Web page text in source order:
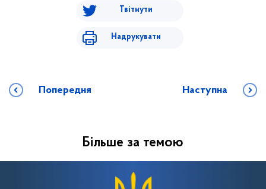
Твітнути
Надрукувати
Попередня Наступна
Більше за темою